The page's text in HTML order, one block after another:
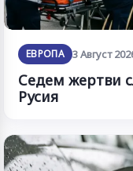
ЕВРОПА 3 Август
Седем жертви
Русия